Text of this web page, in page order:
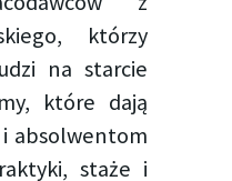
którzy
na starcie
które dają
absolwentom
staże i